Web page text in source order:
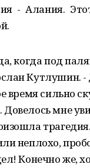
- Алания.
когда под
Кутлушин. -
время сильно
мне
неплохо,
Конечно же,